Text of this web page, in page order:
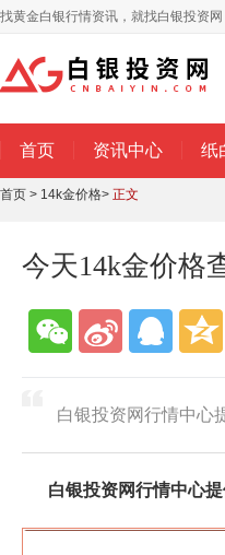
找黄金白银行情资讯，就找白银投资网
首页 资讯中心 纸
首页 > 14k金价格> 正文
今天14k金价格
白银投资网行情中心
白银投资网行情中心